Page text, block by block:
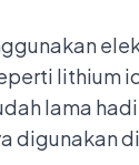
lithium
lama
digunakan